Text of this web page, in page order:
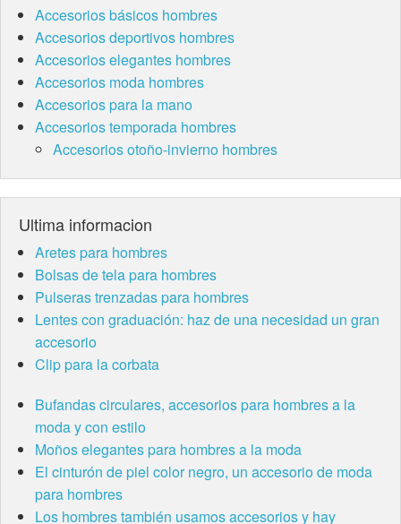
Accesorios básicos hombres
Accesorios deportivos hombres
Accesorios elegantes hombres
Accesorios moda hombres
Accesorios para la mano
Accesorios temporada hombres
Accesorios otoño-invierno hombres
Ultima informacion
Aretes para hombres
Bolsas de tela para hombres
Pulseras trenzadas para hombres
Lentes con graduación: haz de una necesidad un gran
accesorio
Clip para la corbata
Bufandas circulares, accesorios para hombres a la
moda y con estilo
Moños elegantes para hombres a la moda
El cinturón de piel color negro, un accesorio de moda
para hombres
Los hombres también usamos accesorios y hay